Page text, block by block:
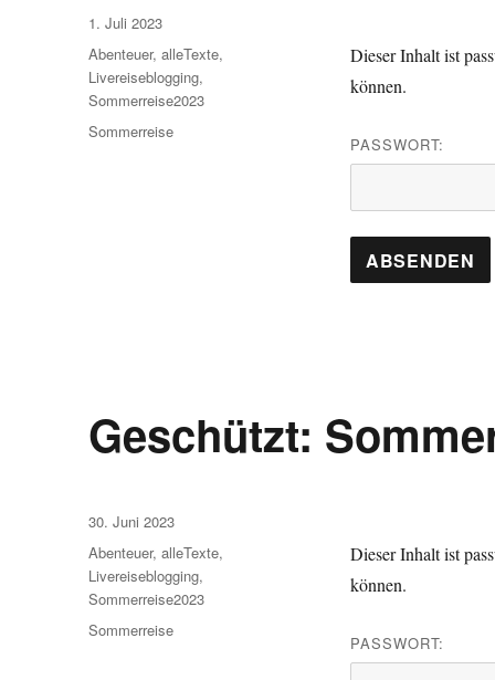
Dieser Inhalt ist
können.
PASSWORT:
Veröffentlicht
am
1. Juli 2023
Kategorien
Abenteuer,alleTexte,
Livereiseblogging,
Sommerreise2023
Schlagwörter
Sommerreise
Geschützt:
Dieser Inhalt ist
können.
PASSWORT:
Veröffentlicht
am
30. Juni 2023
Kategorien
Abenteuer,alleTexte,
Livereiseblogging,
Sommerreise2023
Schlagwörter
Sommerreise